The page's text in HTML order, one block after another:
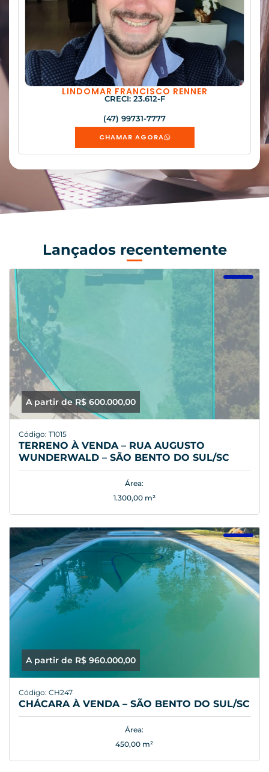
LINDOMAR FRANCISCO RENNER
CRECI: 23.612-F
(47) 99731-7777
CHAMAR AGORA
Lançados recentemente
A partir de R$ 600.000,00
Código: T1015
TERRENO À VENDA – RUA AUGUSTO
WUNDERWALD – SÃO BENTO DO SUL/SC
Área:
1.300,00 m²
A partir de R$ 960.000,00
Código: CH247
CHÁCARA À VENDA – SÃO BENTO DO SUL/SC
Área:
450,00 m²